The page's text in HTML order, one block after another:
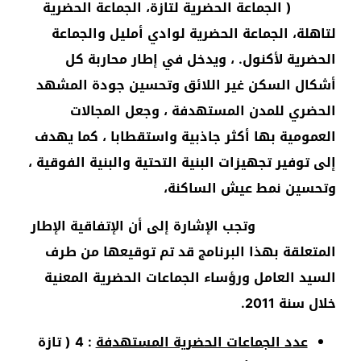
( الجماعة الحضرية لتازة، الجماعة الحضرية
لتاهلة، الجماعة الحضرية لوادي أمليل والجماعة
الحضرية لأكنول. ، ويدخل في إطار محاربة كل
أشكال السكن غير اللائق وتحسين جودة المشهد
الحضري للمدن المستهدفة ، وجعل المجالات
العمومية بها أكثر جاذبية واستقطابا ، كما يهدف
إلى توفير تجهيزات البنية التحتية والبنية الفوقية ،
وتحسين نمط عيش الساكنة،
وتجب الإشارة إلى أن الإتفاقية الإطار
المتعلقة بهذا البرنامج قد تم توقيعها من طرف
السيد العامل ورؤساء الجماعات الحضرية المعنية
خلال سنة 2011.
عدد الجماعات الحضرية المستهدفة
: 4 ( تازة